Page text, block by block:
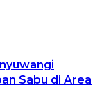
Sabu di Area